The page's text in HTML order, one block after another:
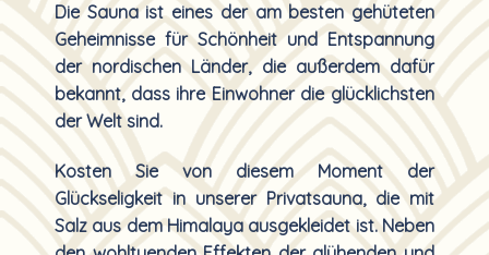
Die Sauna ist eines der am besten gehüteten
Geheimnisse für Schönheit und Entspannung
der nordischen Länder, die außerdem dafür
bekannt, dass ihre Einwohner die glücklichsten
der Welt sind.
Kosten Sie von diesem Moment der
Glückseligkeit in unserer Privatsauna, die mit
Salz aus dem Himalaya ausgekleidet ist. Neben